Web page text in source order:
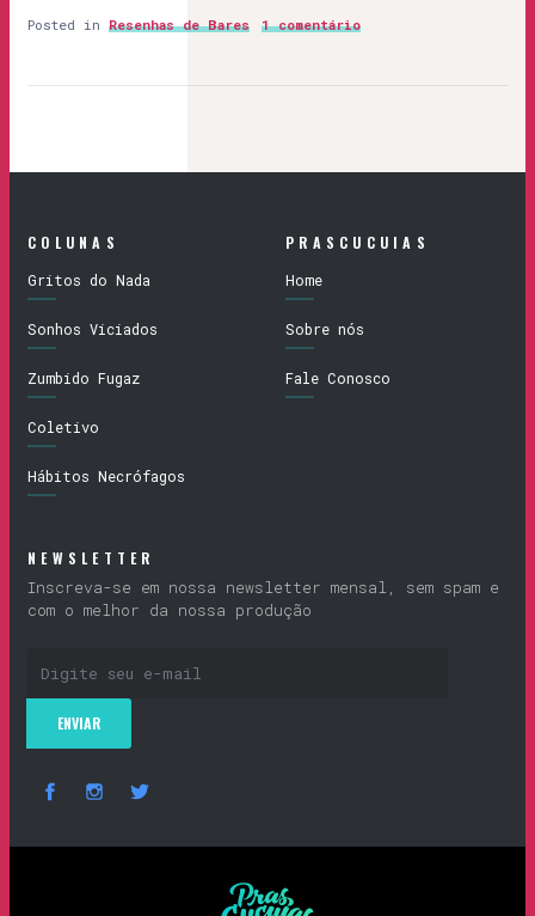
Posted in Resenhas de Bares 1 comentário
COLUNAS
Gritos do Nada
Sonhos Viciados
Zumbido Fugaz
Coletivo
Hábitos Necrófagos
PRASCUCUIAS
Home
Sobre nós
Fale Conosco
NEWSLETTER
Inscreva-se em nossa newsletter mensal, sem spam e
com o melhor da nossa produção
Prascucuias